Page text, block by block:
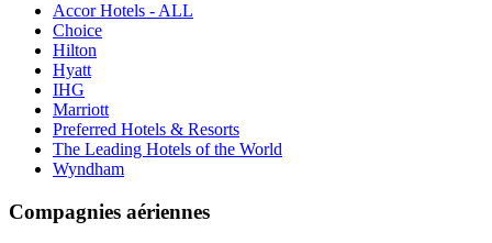
Accor Hotels - ALL
Choice
Hilton
Hyatt
IHG
Marriott
Preferred Hotels & Resorts
The Leading Hotels of the World
Wyndham
Compagnies aériennes